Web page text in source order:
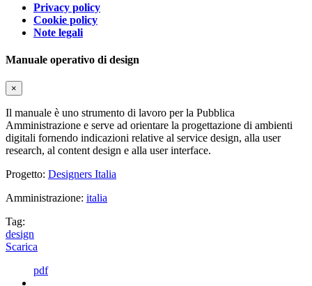
Privacy policy
Cookie policy
Note legali
Manuale operativo di design
×
Il manuale è uno strumento di lavoro per la Pubblica
Amministrazione e serve ad orientare la progettazione di ambienti
digitali fornendo indicazioni relative al service design, alla user
research, al content design e alla user interface.
Progetto: Designers Italia
Amministrazione: italia
Tag:
design
Scarica
pdf